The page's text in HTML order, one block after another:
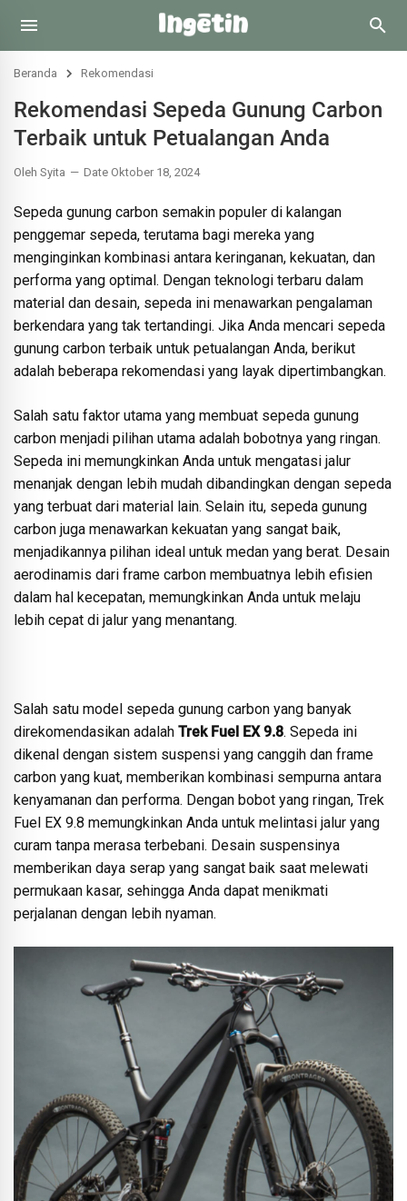
Beranda Rekomendasi
Rekomendasi Sepeda Gunung Carbon
Terbaik untuk Petualangan Anda
Oleh Syita Date Oktober 18, 2024
Sepeda gunung carbon semakin populer di kalangan
penggemar sepeda, terutama bagi mereka yang
menginginkan kombinasi antara keringanan, kekuatan, dan
performa yang optimal. Dengan teknologi terbaru dalam
material dan desain, sepeda ini menawarkan pengalaman
berkendara yang tak tertandingi. Jika Anda mencari sepeda
gunung carbon terbaik untuk petualangan Anda, berikut
adalah beberapa rekomendasi yang layak dipertimbangkan.
Salah satu faktor utama yang membuat sepeda gunung
carbon menjadi pilihan utama adalah bobotnya yang ringan.
Sepeda ini memungkinkan Anda untuk mengatasi jalur
menanjak dengan lebih mudah dibandingkan dengan sepeda
yang terbuat dari material lain. Selain itu, sepeda gunung
carbon juga menawarkan kekuatan yang sangat baik,
menjadikannya pilihan ideal untuk medan yang berat. Desain
aerodinamis dari frame carbon membuatnya lebih efisien
dalam hal kecepatan, memungkinkan Anda untuk melaju
lebih cepat di jalur yang menantang.
Salah satu model sepeda gunung carbon yang banyak
direkomendasikan adalah Trek Fuel EX 9.8. Sepeda ini
dikenal dengan sistem suspensi yang canggih dan frame
carbon yang kuat, memberikan kombinasi sempurna antara
kenyamanan dan performa. Dengan bobot yang ringan, Trek
Fuel EX 9.8 memungkinkan Anda untuk melintasi jalur yang
curam tanpa merasa terbebani. Desain suspensinya
memberikan daya serap yang sangat baik saat melewati
permukaan kasar, sehingga Anda dapat menikmati
perjalanan dengan lebih nyaman.